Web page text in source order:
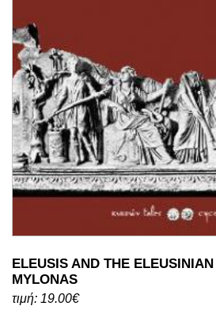
ELEUSIS AND THE
MYLONAS
τιμή: 19.00€